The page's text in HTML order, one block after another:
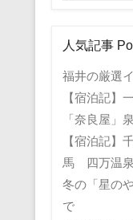
人気記事
福井の厳選
【宿泊記】
「奈良屋」
【宿泊記】
馬 四万温
冬の「星の
で